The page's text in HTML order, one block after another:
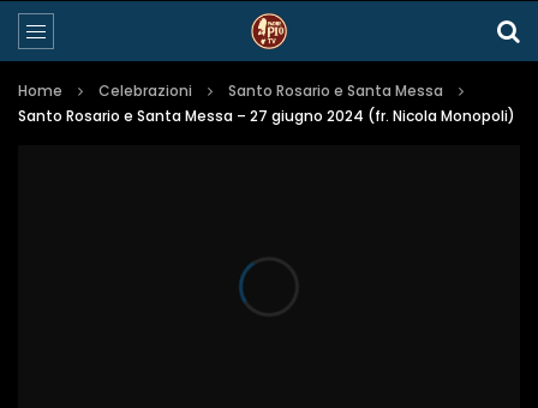
Home Celebrazioni
Santo Rosario e Santa Messa
Santo Rosario e Santa Messa – 27 giugno 2024 (fr. Nicola Monopoli)